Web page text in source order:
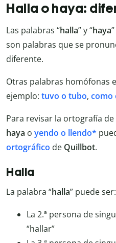
Halla o haya:
Las palabras “halla” y “haya
son palabras que se
diferente.
Otras palabras homófonas
ejemplo: tuvo o tubo, como
Para revisar la ortografía
haya o yendo o llendo*
ortográfico de Quillbot.
Halla
La palabra “halla” puede ser:
La 2.ª persona de
“hallar”